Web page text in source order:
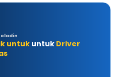
untukuntuk Driver